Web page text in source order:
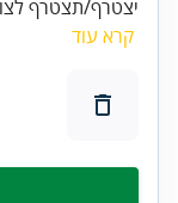
יצטרף/תצטרף
קרא עוד